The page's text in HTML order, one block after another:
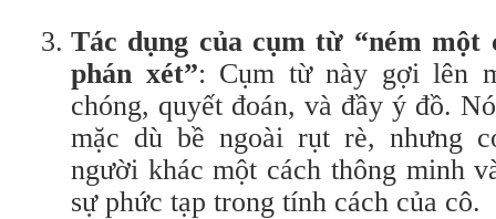
Tác dụng của cụm từ “ném một
phán xét”: Cụm từ này gợi lên
chóng, quyết đoán, và đầy ý đồ.
mặc dù bề ngoài rụt rè, nhưng
người khác một cách thông minh
sự phức tạp trong tính cách của cô.